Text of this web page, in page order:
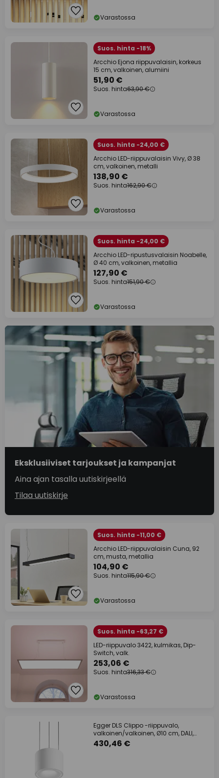
Varastossa
Suos. hinta -18%
Arcchio Ejona riippuvalaisin, korkeus
15 cm, valkoinen, alumiini
51,90 €
Suos. hinta63,90 €
Varastossa
Suos. hinta -24,00 €
Arcchio LED-riippuvalaisin Vivy, Ø 38
cm, valkoinen, metalli
138,90 €
Suos. hinta162,90 €
Varastossa
Suos. hinta -24,00 €
Arcchio LED-ripustusvalaisin Noabelle,
Ø 40 cm, valkoinen, metallia
127,90 €
Suos. hinta151,90 €
Varastossa
Eksklusiiviset tarjoukset ja kampanjat
Aina ajan tasalla uutiskirjeellä
Tilaa uutiskirje
Suos. hinta -11,00 €
Arcchio LED-riippuvalaisin Cuna, 92
cm, musta, metallia
104,90 €
Suos. hinta115,90 €
Varastossa
Suos. hinta -63,27 €
LED-riippuvalo 3422, kulmikas, Dip-
Switch, valk.
253,06 €
Suos. hinta316,33 €
Varastossa
Egger DLS Clippo -riippuvalo,
valkoinen/valkoinen, Ø10 cm, DALI,
DTW, ylös/alas
430,46 €